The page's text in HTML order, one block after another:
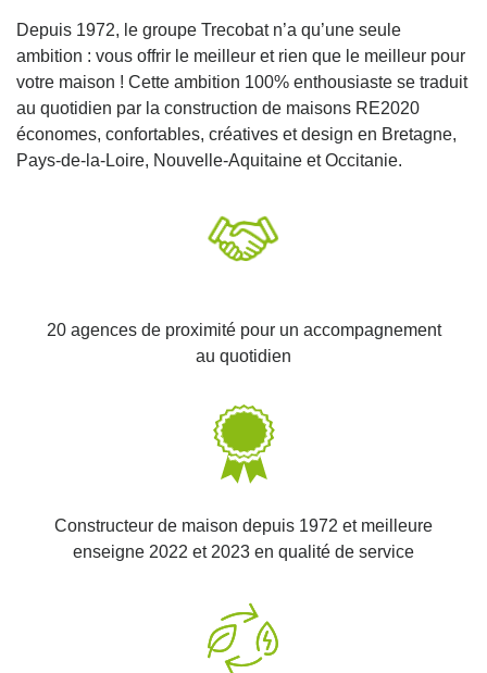
Trecobois Lannion
4.7/5 (58 avis)
Ouvert jusqu'à 12:00
5 rue De Nivern Bihan
22300, Lannion
Depuis 1972, le groupe Trecobat n’a qu’une seule
ambition : vous offrir le meilleur et rien que le meilleur pour
votre maison ! Cette ambition 100% enthousiaste se traduit
au quotidien par la construction de maisons RE2020
économes, confortables, créatives et design en Bretagne,
Pays-de-la-Loire, Nouvelle-Aquitaine et Occitanie.
20 agences de proximité pour un accompagnement
au quotidien
Constructeur de maison depuis 1972 et meilleure
enseigne 2022 et 2023 en qualité de service